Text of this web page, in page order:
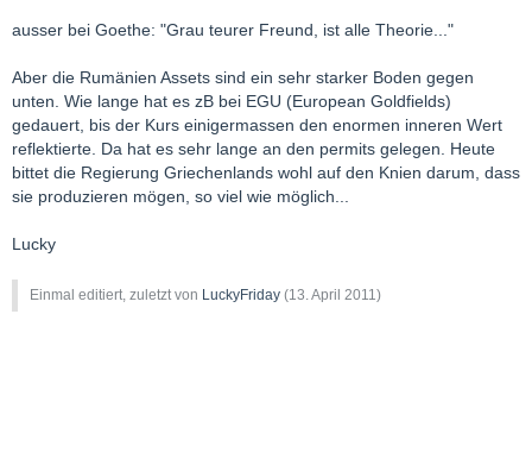
ausser bei Goethe: "Grau teurer Freund, ist alle Theorie..."
Aber die Rumänien Assets sind ein sehr starker Boden gegen
unten. Wie lange hat es zB bei EGU (European Goldfields)
gedauert, bis der Kurs einigermassen den enormen inneren Wert
reflektierte. Da hat es sehr lange an den permits gelegen. Heute
bittet die Regierung Griechenlands wohl auf den Knien darum, dass
sie produzieren mögen, so viel wie möglich...
Lucky
Einmal editiert, zuletzt von LuckyFriday (13. April 2011)